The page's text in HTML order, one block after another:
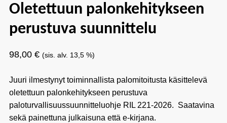
Oletettuun palonkehitykseen
perustuva suunnittelu
98,00 € (sis. alv. 13,5 %)
Juuri ilmestynyt toiminnallista palomitoitusta käsittelevä
oletettuun palonkehitykseen perustuva
paloturvallisuussuunnitteluohje RIL 221-2026. Saatavina
sekä painettuna julkaisuna että e-kirjana.